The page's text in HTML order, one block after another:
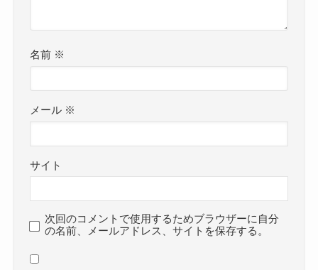
名前 ※
メール ※
サイト
次回のコメントで使用するためブラウザーに自分
の名前、メールアドレス、サイトを保存する。